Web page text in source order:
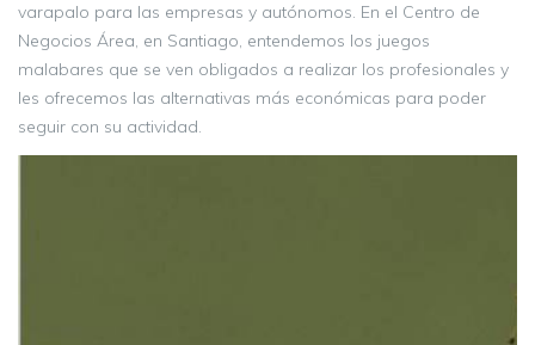
varapalo para las empresas y autónomos. En el Centro de
Negocios Área, en Santiago, entendemos los juegos
malabares que se ven obligados a realizar los profesionales y
les ofrecemos las alternativas más económicas para poder
seguir con su actividad.